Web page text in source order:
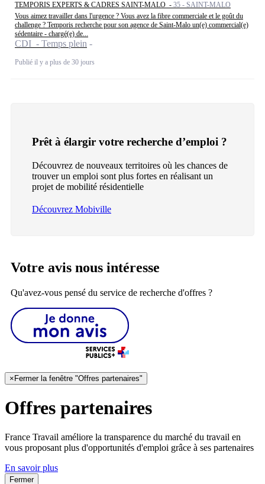
TEMPORIS EXPERTS & CADRES SAINT-MALO - 35 - SAINT-MALO
Vous aimez travailler dans l'urgence ? Vous avez la fibre commerciale et le goût du
challenge ? Temporis recherche pour son agence de Saint-Malo un(e) commercial(e)
sédentaire - chargé(e) de...
CDI - Temps plein
Publié il y a plus de 30 jours
Prêt à élargir votre recherche d’emploi ?
Découvrez de nouveaux territoires où les chances de
trouver un emploi sont plus fortes en réalisant un
projet de mobilité résidentielle
Découvrez Mobiville
Votre avis nous intéresse
Qu'avez-vous pensé du service de recherche d'offres ?
× Fermer la fenêtre "Offres partenaires"
Offres partenaires
France Travail améliore la transparence du marché du travail en
vous proposant plus d'opportunités d'emploi grâce à ses partenaires
En savoir plus
Fermer